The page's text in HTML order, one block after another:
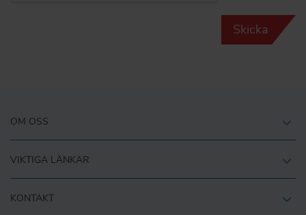
Skicka
OM OSS
VIKTIGA LÄNKAR
KONTAKT